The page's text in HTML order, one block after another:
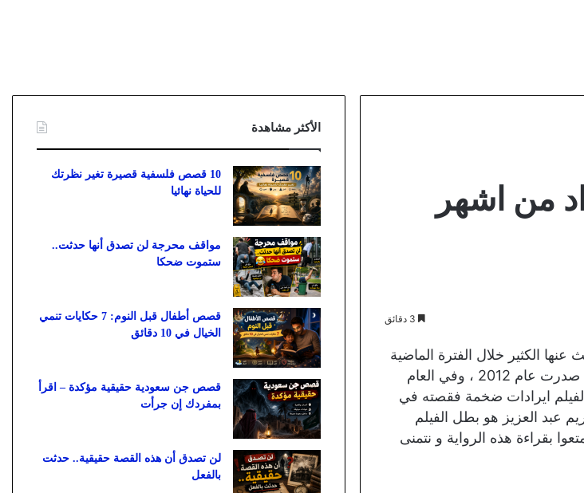
من اشهر
الكثير خلال الفترة الماضية
و هي قصة الفيل الازرق ، و التي هي في الاصل رواية للكاتب احمد مراد و التي صدرت عام 2012 ، وفي العام
الفيلم ايرادات ضخمة فقصته في
عبد العزيز هو بطل الفيلم
بقراءة هذه الرواية و نتمنى
الأكثر مشاهدة
10 قصص فلسفية قصيرة تغير نظرتك
للحياة نهائيا
مواقف محرجة لن تصدق أنها حدثت..
ستموت ضحكا
قصص أطفال قبل النوم: 7 حكايات تنمي
الخيال في 10 دقائق
قصص جن سعودية حقيقية مؤكدة – اقرأ
بمفردك إن جرأت
لن تصدق أن هذه القصة حقيقية.. حدثت
بالفعل